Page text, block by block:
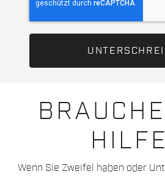
Wenn Sie Zweifel haben oder